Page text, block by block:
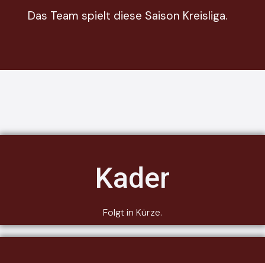
Das Team spielt diese Saison Kreisliga.
Kader
Folgt in Kürze.